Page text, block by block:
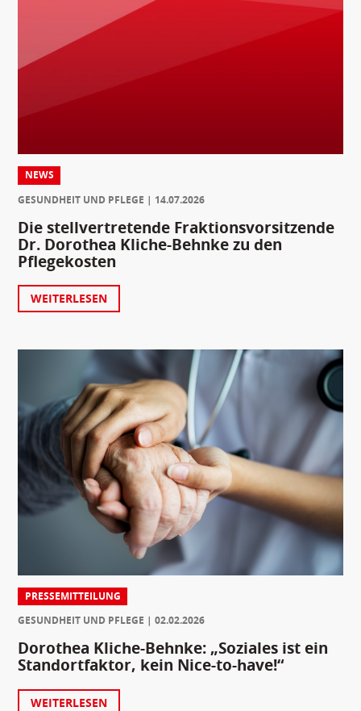
NEWS
GESUNDHEIT UND PFLEGE
14.07.2026
Die stellvertretende Fraktionsvorsitzende
Dr. Dorothea Kliche-Behnke zu den
Pflegekosten
WEITERLESEN
PRESSEMITTEILUNG
GESUNDHEIT UND PFLEGE
02.02.2026
Dorothea Kliche-Behnke: „Soziales ist ein
Standortfaktor, kein Nice-to-have!“
WEITERLESEN